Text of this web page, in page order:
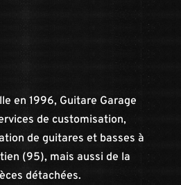
en 1996, Guitare Garage
de customisation,
de guitares et basses à
(95), mais aussi de la
détachées.